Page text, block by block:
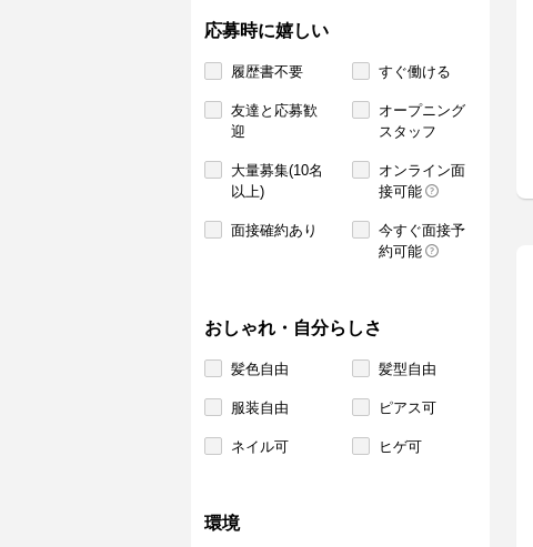
応募時に嬉しい
履歴書不要 すぐ働ける
友達と応募歓
迎
オープニング
スタッフ
大量募集(10名
以上)
オンライン面
接可能
面接確約あり
今すぐ面接予
約可能
おしゃれ・自分らしさ
髪色自由 髪型自由
服装自由 ピアス可
ネイル可 ヒゲ可
環境